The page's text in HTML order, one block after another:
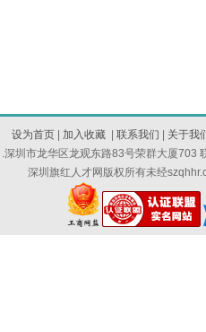
设为首页 加入收藏 |联系我们
关于我
.深圳市龙华区龙观东路83号荣群大厦703
深圳旗红人才网版权所有未经